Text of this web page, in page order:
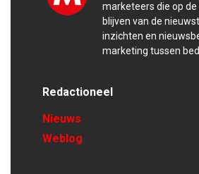
marketeers die op
blijven van de
inzichten en
marketing tussen
Redactioneel
Nieuws
Weblog